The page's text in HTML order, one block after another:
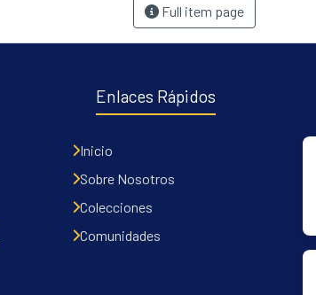
Full item page
Enlaces Rápidos
Inicio
Sobre Nosotros
Colecciones
Comunidades